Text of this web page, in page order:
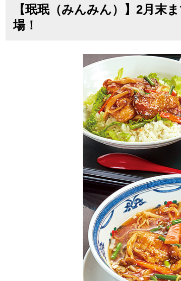
【珉珉（みんみん）】2月末
場！